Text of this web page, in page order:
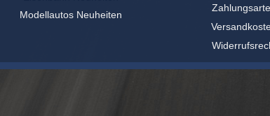
Modellautos Neuheiten